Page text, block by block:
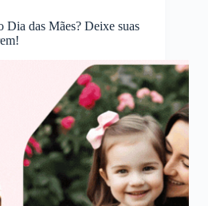
Dia das Mães? Deixe suas